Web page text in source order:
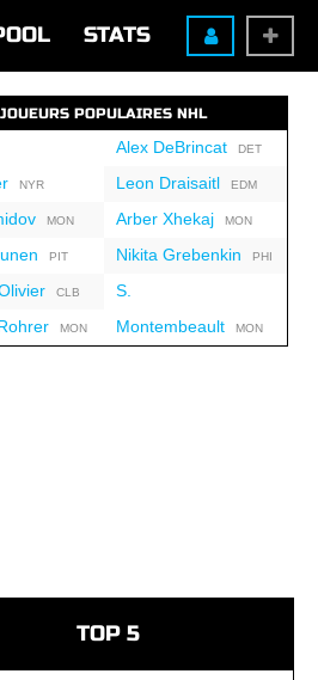
STATS
JOUEURS POPULAIRES NHL
NYR
MON
PIT
CLB
MON
Alex DeBrincatDET
Leon Draisaitl EDM
Arber XhekajMON
Nikita Grebenkin PHI
S.
MontembeaultMON
TOP 5